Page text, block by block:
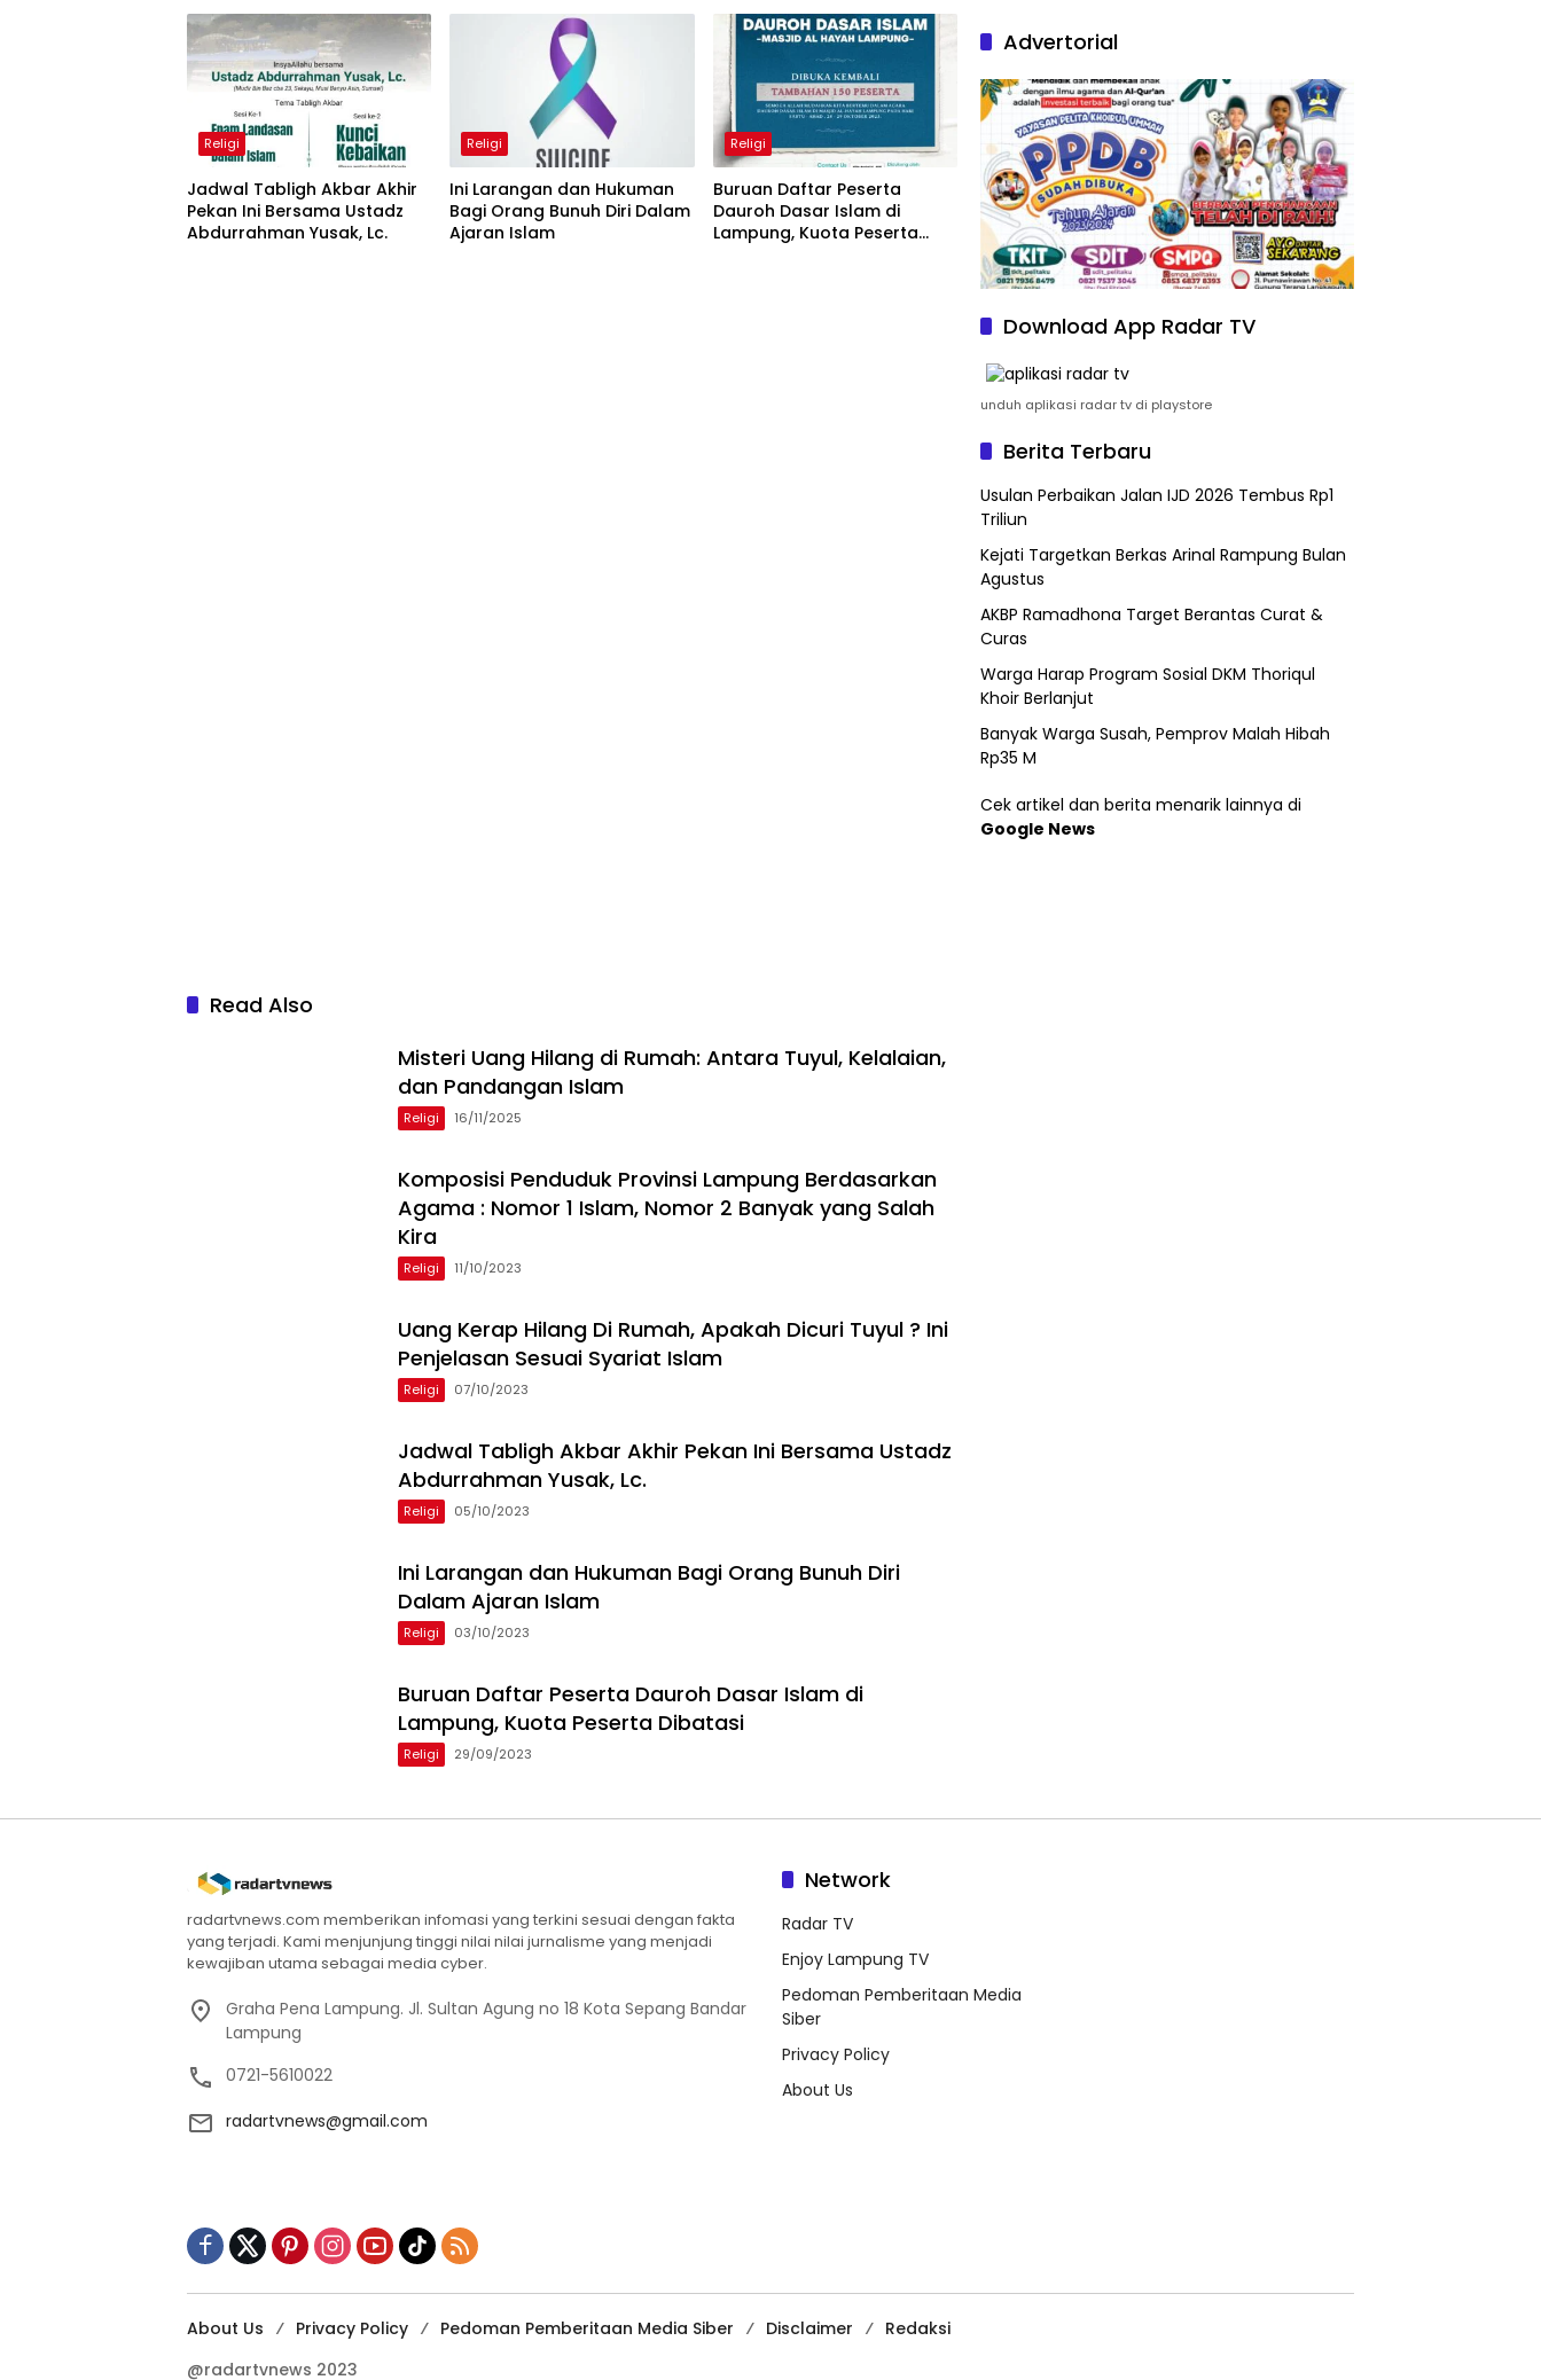
Religi
Jadwal Tabligh Akbar Akhir
Pekan Ini Bersama Ustadz
Abdurrahman Yusak, Lc.
Religi
Ini Larangan dan Hukuman
Bagi Orang Bunuh Diri Dalam
Ajaran Islam
Religi
Buruan Daftar Peserta
Dauroh Dasar Islam di
Lampung, Kuota Peserta
Read Also
Misteri Uang Hilang di Rumah: Antara Tuyul, Kelalaian,
dan Pandangan Islam
Religi 16/11/2025
Komposisi Penduduk Provinsi Lampung Berdasarkan
Agama : Nomor 1 Islam, Nomor 2 Banyak yang Salah
Kira
Religi 11/10/2023
Uang Kerap Hilang Di Rumah, Apakah Dicuri Tuyul ? Ini
Penjelasan Sesuai Syariat Islam
Religi 07/10/2023
Jadwal Tabligh Akbar Akhir Pekan Ini Bersama Ustadz
Abdurrahman Yusak, Lc.
Religi 05/10/2023
Ini Larangan dan Hukuman Bagi Orang Bunuh Diri
Dalam Ajaran Islam
Religi 03/10/2023
Buruan Daftar Peserta Dauroh Dasar Islam di
Lampung, Kuota Peserta Dibatasi
Religi 29/09/2023
Advertorial
Download App Radar TV
unduh aplikasi radar tv di playstore
Berita Terbaru
Usulan Perbaikan Jalan IJD 2026 Tembus Rp1
Triliun
Kejati Targetkan Berkas Arinal Rampung Bulan
Agustus
AKBP Ramadhona Target Berantas Curat &
Curas
Warga Harap Program Sosial DKM Thoriqul
Khoir Berlanjut
Banyak Warga Susah, Pemprov Malah Hibah
Rp35 M
Cek artikel dan berita menarik lainnya di
Google News
radartvnews.com memberikan infomasi yang terkini sesuai dengan fakta
yang terjadi. Kami menjunjung tinggi nilai nilai jurnalisme yang menjadi
kewajiban utama sebagai media cyber.
Graha Pena Lampung. Jl. Sultan Agung no 18 Kota Sepang Bandar
Lampung
0721-5610022
radartvnews@gmail.com
Network
Radar TV
Enjoy Lampung TV
Pedoman Pemberitaan Media
Siber
Privacy Policy
About Us
About Us Privacy Policy Pedoman Pemberitaan Media Siber Disclaimer
Redaksi
@radartvnews 2023